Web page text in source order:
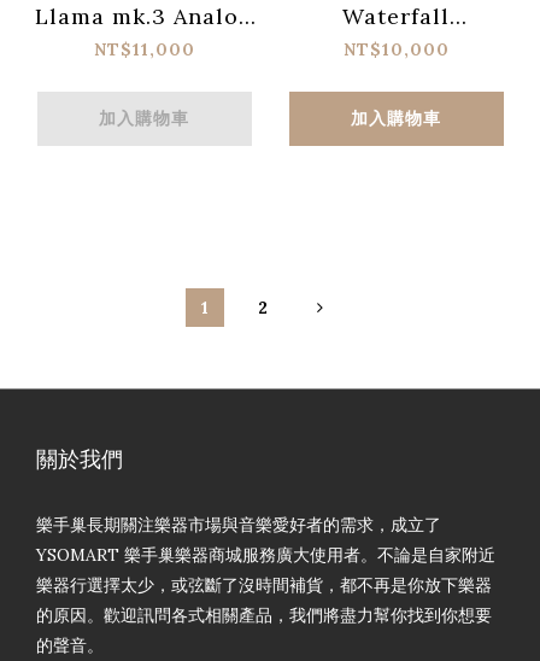
Llama mk.3 Analog
Delay 效果器
NT$11,000
加入購物車
Waterfall
Chorus/Vibrato 效
NT$10,000
加入購物車
1 2
關於我們
樂手巢長期關注樂器市場與音樂愛好者的需求，成立了
YSOMART 樂手巢樂器商城服務廣大使用者。不論是自家附近
樂器行選擇太少，或弦斷了沒時間補貨，都不再是你放下樂器
的原因。歡迎訊問各式相關產品，我們將盡力幫你找到你想要
的聲音。